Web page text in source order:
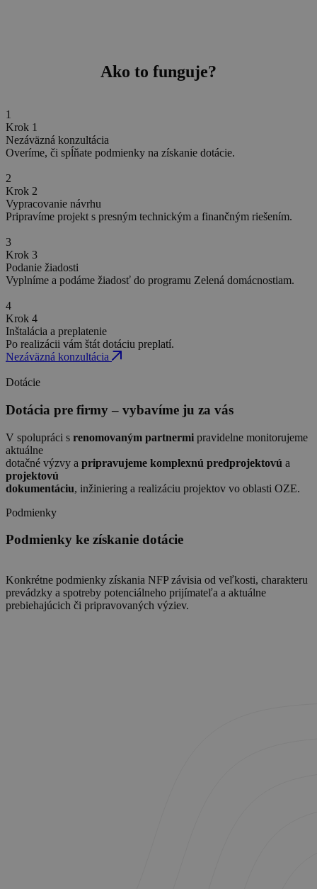
Ako to funguje?
1
Krok 1
Nezáväzná konzultácia
Overíme, či spĺňate podmienky na získanie dotácie.
2
Krok 2
Vypracovanie návrhu
Pripravíme projekt s presným technickým a finančným riešením.
3
Krok 3
Podanie žiadosti
Vyplníme a podáme žiadosť do programu Zelená domácnostiam.
4
Krok 4
Inštalácia a preplatenie
Po realizácii vám štát dotáciu preplatí.
Nezáväzná konzultácia
Dotácie
Dotácia pre firmy – vybavíme ju za vás
V spolupráci s renomovaným partnermi pravidelne monitorujeme
aktuálne
dotačné výzvy a pripravujeme komplexnú predprojektovú a
projektovú
dokumentáciu, inžiniering a realizáciu projektov vo oblasti OZE.
Podmienky
Podmienky ke získanie dotácie
Konkrétne podmienky získania NFP závisia od veľkosti, charakteru
prevádzky a spotreby potenciálneho prijímateľa a aktuálne
prebiehajúcich či pripravovaných výziev.